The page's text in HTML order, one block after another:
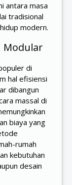
antara masa
tradisional
modern.
Modular
di
hal efisiensi
dibangun
massal di
biaya yang
rumah
kebutuhan
desain